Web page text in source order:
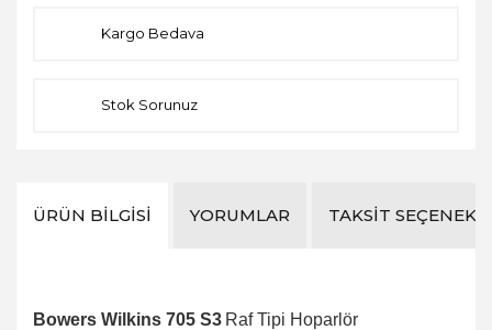
Kargo Bedava
Stok Sorunuz
ÜRÜN BILGISI YORUMLAR TAKSIT
Bowers Wilkins 705 S3 Raf Tipi Hoparlör